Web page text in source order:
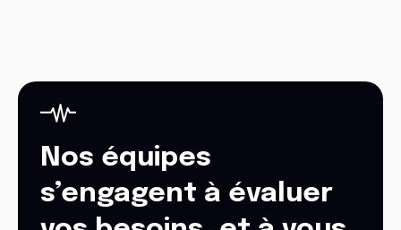
Nos équipes
s’engagent à évaluer